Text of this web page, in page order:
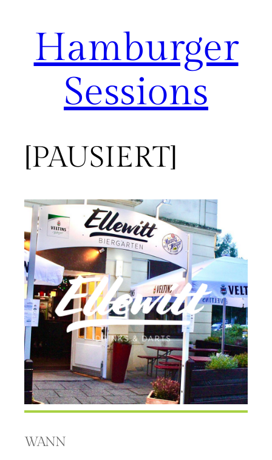
springenHamburger
Sessions
[PAUSIERT]
WANN